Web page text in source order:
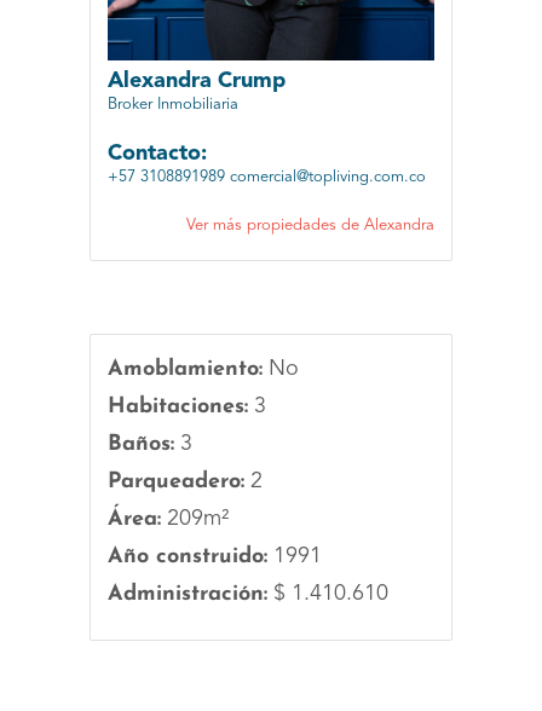
Alexandra Crump
Broker Inmobiliaria
Contacto:
+57 3108891989 comercial@topliving.com.co
Ver más propiedades de Alexandra
Amoblamiento: No
Habitaciones: 3
Baños: 3
Parqueadero: 2
Área: 209m²
Año construido: 1991
Administración: $ 1.410.610